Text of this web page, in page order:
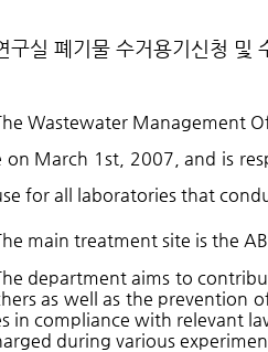
구실 폐기물 수거용기신청 및
Wastewater Management
on March 1st, 2007, and is
for all laboratories that
main treatment site is the
department aims to
as well as the prevention
in compliance with relevant
during various